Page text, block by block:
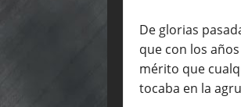
De glorias
que con los
mérito que
tocaba en la